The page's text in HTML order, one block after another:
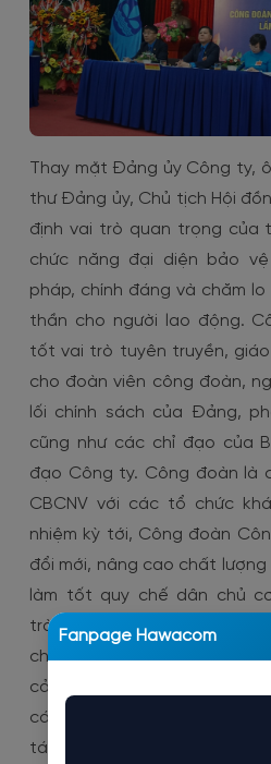
Thay mặt Đảng ủy Công ty,
thư Đảng ủy, Chủ tịch Hội
định vai trò quan trọng của
chức năng đại diện bảo
pháp, chính đáng và chăm
thần cho người lao động.
tốt vai trò tuyên truyền,
cho đoàn viên công đoàn,
lối chính sách của Đảng,
cũng như các chỉ đạo của
đạo Công ty. Công đoàn là
CBCNV với các tổ chức
nhiệm kỳ tới, Công đoàn
đổi mới, nâng cao chất
làm tốt quy chế dân chủ
trào thi đua lao động sản
chống lãng phí, áp dụng
cải tiến kỹ thuật tăng năng
các phong trào văn hóa,
tác xã hội từ thiện. Mỗi
Fanpage Hawacom